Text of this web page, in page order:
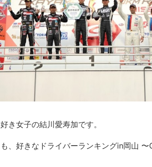
き女子の結川愛寿加です。
、好きなドライバーランキングin岡山